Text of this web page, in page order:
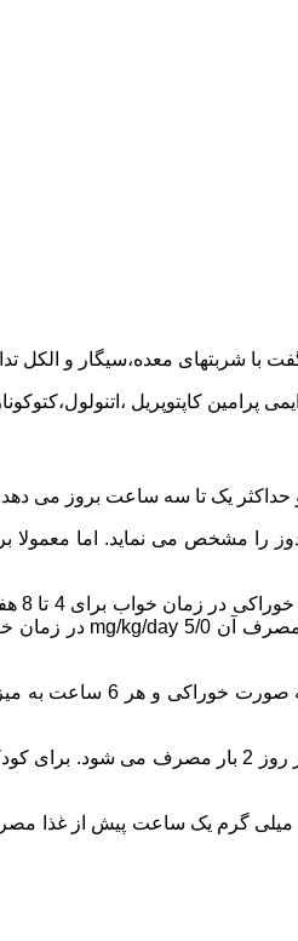
با شربتهای معده،سیگار و الکل
پرامین کاپتوپریل
مشخص می نماید. اما معمولا
در